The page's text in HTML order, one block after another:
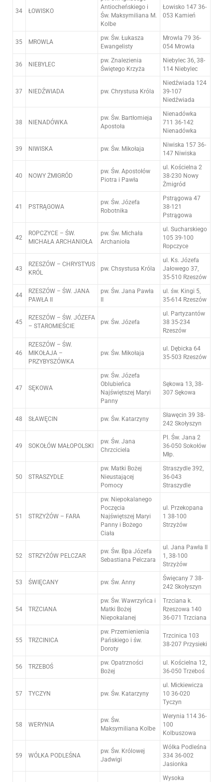
34 ŁOWISKO
Antiocheńskiego i
Św. Maksymiliana M.
Kolbe
Łowisko 147 36-
053 Kamień
35 MROWLA
pw. Św. Łukasza
Ewangelisty
Mrowla 79 36-
054 Mrowla
36 NIEBYLEC
pw. Znalezienia
Świętego Krzyża
Niebylec 36, 38-
114 Niebylec
37 NIEDŹWIADA pw. Chrystusa Króla
Niedźwiada 124
39-107
Niedźwiada
38 NIENADÓWKA
pw. Św. Bartłomieja
Apostoła
Nienadówka
711 36-142
Nienadówka
39 NIWISKA pw. Św. Mikołaja
Niwiska 157 36-
147 Niwiska
40 NOWY ŻMIGRÓD
pw. Św. Apostołów
Piotra i Pawła
ul. Kościelna 2
38-230 Nowy
Żmigród
41 PSTRĄGOWA
pw. Św. Józefa
Robotnika
Pstrągowa 47
38-121
Pstrągowa
42
ROPCZYCE – ŚW.
MICHAŁA ARCHANIOŁA
pw. Św. Michała
Archanioła
ul. Sucharskiego
105 39-100
Ropczyce
43
RZESZÓW – CHRYSTYUS
KRÓL
pw. Chsystusa Króla
ul. Ks. Józefa
Jałowego 37,
35-510 Rzeszów
44
RZESZÓW – ŚW. JANA
PAWŁA II
pw. Św. Jana Pawła
ul. św. Kingi 5,
35-614 Rzeszów
45
RZESZÓW – ŚW. JÓZEFA
– STAROMIEŚCIE
pw. Św. Józefa
ul. Partyzantów
38 35-234
Rzeszów
46
RZESZÓW – ŚW.
MIKOŁAJA –
PRZYBYSZÓWKA
pw. Św. Mikołaja
ul. Dębicka 64
35-503 Rzeszów
47 SĘKOWA
pw. Św. Józefa
Oblubieńca
Najświętszej Maryi
Panny
Sękowa 13, 38-
307 Sękowa
48 SŁAWĘCIN pw. Św. Katarzyny
Sławęcin 39 38-
242 Skołyszyn
49 SOKOŁÓW MAŁOPOLSKI
pw. Św. Jana
Chrzciciela
Pl. Św. Jana 2
36-050 Sokołów
Młp.
50 STRASZYDLE
pw. Matki Bożej
Nieustającej
Pomocy
Straszydle 392,
36-043
Straszydle
51 STRZYŻÓW – FARA
pw. Niepokalanego
Poczęcia
Najświętszej Maryi
Panny i Bożego
Ciała
ul. Przekopana
1 38-100
Strzyżów
52 STRZYŻÓW PELCZAR
pw. Św. Bpa Józefa
Sebastiana Pelczara
ul. Jana Pawła II
1, 38-100
Strzyżów
53 ŚWIĘCANY pw. Św. Anny
Święcany 7 38-
242 Skołyszyn
54 TRZCIANA
pw. Św. Wawrzyńca i
Matki Bożej
Niepokalanej
Trzciana k.
Rzeszowa 140
36-071 Trzciana
55 TRZCINICA
pw. Przemienienia
Pańskiego i św.
Doroty
Trzcinica 103
38-207 Przysieki
56 TRZEBOŚ
pw. Opatrzności
Bożej
ul. Kościelna 12,
36-050 Trzeboś
57 TYCZYN pw. Św. Katarzyny
ul. Mickiewicza
10 36-020
Tyczyn
58 WERYNIA
pw. Św.
Maksymiliana Kolbe
Werynia 114 36-
100
Kolbuszowa
59 WÓLKA PODLEŚNA
pw. Św. Królowej
Jadwigi
Wólka Podleśna
334 36-002
Jasionka
Wysoka